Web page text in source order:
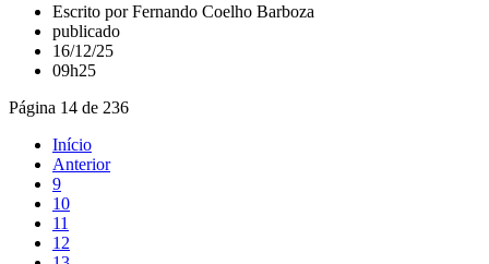
Escrito por Fernando Coelho Barboza
publicado
16/12/25
09h25
Página 14 de 236
Início
Anterior
9
10
11
12